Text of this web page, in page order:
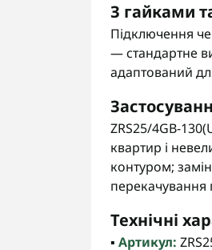
З гайками
Підключення
— стандартне
адаптований
ZRS25/4GB-
квартир і
контуром;
перекачування
Технічні
▪️ Артикул: